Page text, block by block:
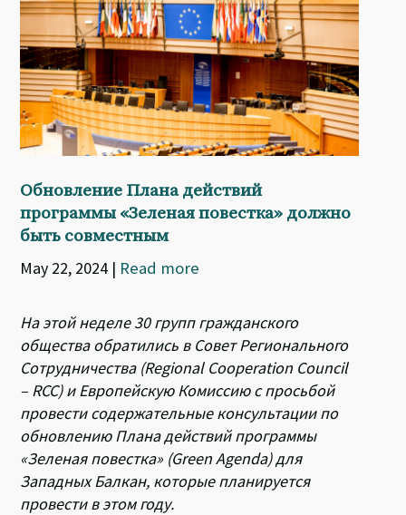
Обновление Плана действий
программы «Зеленая повестка» должно
быть совместным
May 22, 2024 | Read more
На этой неделе 30 групп гражданского
общества обратились в Совет Регионального
Сотрудничества (Regional Cooperation Council
– RCC) и Европейскую Комиссию с просьбой
провести содержательные консультации по
обновлению Плана действий программы
«Зеленая повестка» (Green Agenda) для
Западных Балкан, которые планируется
провести в этом году.